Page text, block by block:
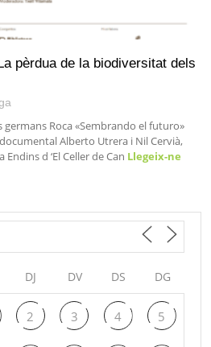
pèrdua de la biodiversitat dels
Roca «Sembrando el futuro»
Alberto Utrera i Nil Cervià,
d ‘El Celler de Can Llegeix-ne
DJ DV DS DG
2 3 4 5